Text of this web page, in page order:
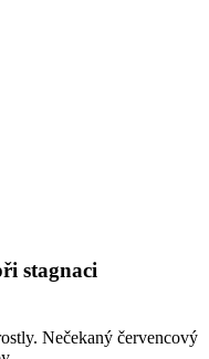
stagnaci
Nečekaný červencový